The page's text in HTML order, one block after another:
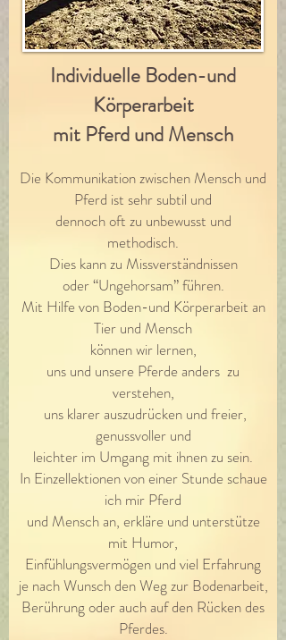
Individuelle Boden-und
Körperarbeit
mit Pferd und Mensch
Die Kommunikation zwischen Mensch und
Pferd ist sehr subtil und
dennoch oft zu unbewusst und
methodisch.
Dies kann zu Missverständnissen
oder “Ungehorsam” führen.
Mit Hilfe von Boden-und Körperarbeit an
Tier und Mensch
können wir lernen,
uns und unsere Pferde anders zu
verstehen,
uns klarer auszudrücken und freier,
genussvoller und
leichter im Umgang mit ihnen zu sein.
In Einzellektionen von einer Stunde schaue
ich mir Pferd
und Mensch an, erkläre und unterstütze
mit Humor,
Einfühlungsvermögen und viel Erfahrung
je nach Wunsch den Weg zur Bodenarbeit,
Berührung oder auch auf den Rücken des
Pferdes.